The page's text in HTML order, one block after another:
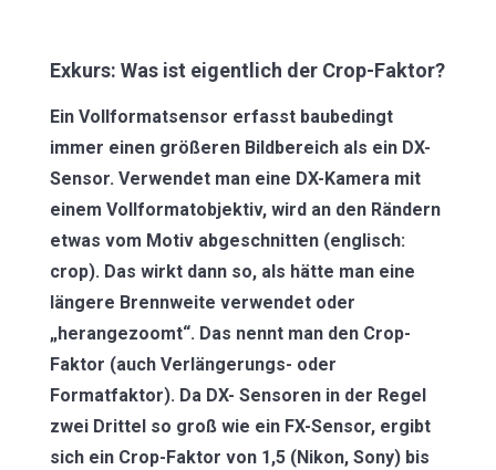
Exkurs: Was ist eigentlich der Crop-Faktor?
Ein Vollformatsensor erfasst baubedingt
immer einen größeren Bildbereich als ein DX-
Sensor. Verwendet man eine DX-Kamera mit
einem Vollformatobjektiv, wird an den Rändern
etwas vom Motiv abgeschnitten (englisch:
crop). Das wirkt dann so, als hätte man eine
längere Brennweite verwendet oder
„herangezoomt“. Das nennt man den Crop-
Faktor (auch Verlängerungs- oder
Formatfaktor). Da DX- Sensoren in der Regel
zwei Drittel so groß wie ein FX-Sensor, ergibt
sich ein Crop-Faktor von 1,5 (Nikon, Sony) bis